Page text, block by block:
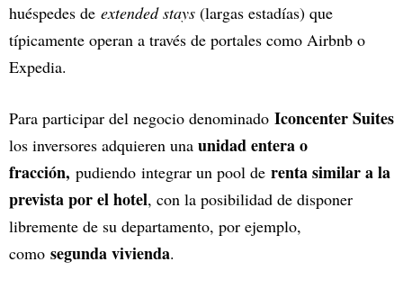
huéspedes de extended stays (largas estadías) que
típicamente operan a través de portales como Airbnb o
Expedia.
Para participar del negocio denominado Iconcenter Suites
los inversores adquieren una unidad entera o
fracción, pudiendo integrar un pool de renta similar a la
prevista por el hotel, con la posibilidad de disponer
libremente de su departamento, por ejemplo,
como segunda vivienda.